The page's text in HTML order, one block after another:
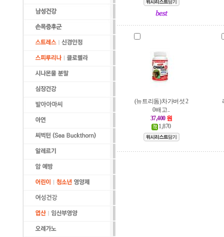
(뉴트리돔) 차가버섯 2
0배 고..
37,400 원
1,870